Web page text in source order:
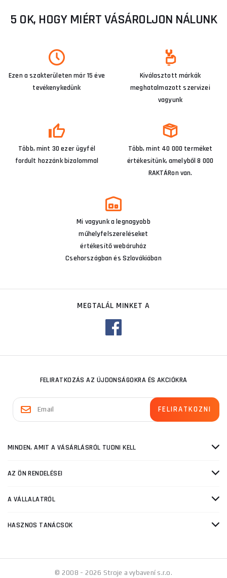
5 OK, HOGY MIÉRT VÁSÁROLJON NÁLUNK
Ezen a szakterületen már 15 éve
tevékenykedünk
Kiválasztott márkák
meghatalmazott szervizei
vagyunk
Több, mint 30 ezer ügyfél
fordult hozzánk bizalommal
Több, mint 40 000 terméket
értékesítünk, amelyből 8 000
RAKTÁRon van.
Mi vagyunk a legnagyobb
műhelyfelszereléseket
értékesítő webáruház
Csehországban és Szlovákiában
MEGTALÁL MINKET A
FELIRATKOZÁS AZ ÚJDONSÁGOKRA ÉS AKCIÓKRA
MINDEN, AMIT A VÁSÁRLÁSRÓL TUDNI KELL
AZ ÖN RENDELÉSEI
A VÁLLALATRÓL
HASZNOS TANÁCSOK
© 2008 - 2026 Stroje a vybavení s.r.o.